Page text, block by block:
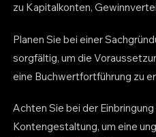
zu Kapitalkonten,
Planen Sie bei einer
sorgfältig, um die
eine Buchwertfortführung zu
Achten Sie bei der
Kontengestaltung, um eine